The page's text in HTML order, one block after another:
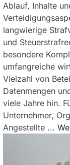
Ablauf, Inhalte
langwierige
und
besondere
umfangreiche
Vielzahl von
Datenmengen
viele Jahre hin.
Unternehmer,
Angestellte ...